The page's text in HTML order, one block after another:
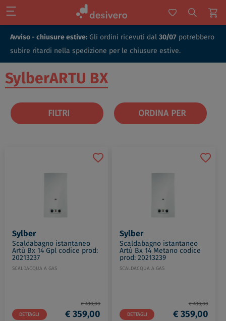
Avviso - chiusure estive: Gli ordini ricevuti dal 30/07 potrebbero
subire ritardi nella spedizione per le chiusure estive.
SylberARTU BX
FILTRI ORDINA PER
Sylber
Scaldabagno istantaneo
Artù Bx 14 Gpl codice prod:
20213237
SCALDACQUA A GAS
DETTAGLI
€ 430,00
€ 359,00
Sylber
Scaldabagno istantaneo
Artù Bx 14 Metano codice
prod: 20213239
SCALDACQUA A GAS
DETTAGLI
€ 430,00
€ 359,00